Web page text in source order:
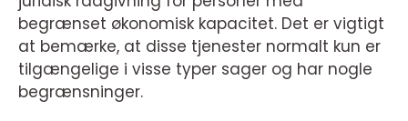
begrænset økonomisk kapacitet. Det er vigtigt
at bemærke, at disse tjenester normalt kun er
tilgængelige i visse typer sager og har nogle
begrænsninger.